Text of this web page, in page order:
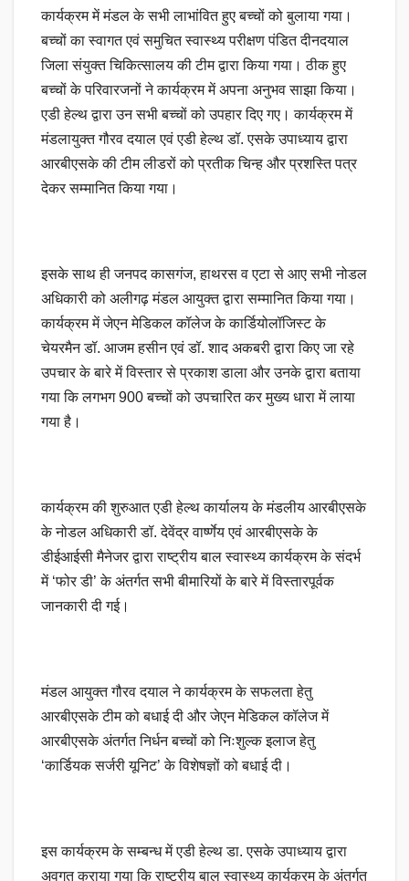
कार्यक्रम में मंडल के सभी लाभांवित हुए बच्चों को बुलाया गया।
बच्चों का स्वागत एवं समुचित स्वास्थ्य परीक्षण पंडित दीनदयाल
जिला संयुक्त चिकित्सालय की टीम द्वारा किया गया। ठीक हुए
बच्चों के परिवारजनों ने कार्यक्रम में अपना अनुभव साझा किया।
एडी हेल्थ द्वारा उन सभी बच्चों को उपहार दिए गए। कार्यक्रम में
मंडलायुक्त गौरव दयाल एवं एडी हेल्थ डॉ. एसके उपाध्याय द्वारा
आरबीएसके की टीम लीडरों को प्रतीक चिन्ह और प्रशस्ति पत्र
देकर सम्मानित किया गया।
इसके साथ ही जनपद कासगंज, हाथरस व एटा से आए सभी नोडल
अधिकारी को अलीगढ़ मंडल आयुक्त द्वारा सम्मानित किया गया।
कार्यक्रम में जेएन मेडिकल कॉलेज के कार्डियोलॉजिस्ट के
चेयरमैन डॉ. आजम हसीन एवं डॉ. शाद अकबरी द्वारा किए जा रहे
उपचार के बारे में विस्तार से प्रकाश डाला और उनके द्वारा बताया
गया कि लगभग 900 बच्चों को उपचारित कर मुख्य धारा में लाया
गया है।
कार्यक्रम की शुरुआत एडी हेल्थ कार्यालय के मंडलीय आरबीएसके
के नोडल अधिकारी डॉ. देवेंद्र वार्ष्णेय एवं आरबीएसके के
डीईआईसी मैनेजर द्वारा राष्ट्रीय बाल स्वास्थ्य कार्यक्रम के संदर्भ
में ‘फोर डी’ के अंतर्गत सभी बीमारियों के बारे में विस्तारपूर्वक
जानकारी दी गई।
मंडल आयुक्त गौरव दयाल ने कार्यक्रम के सफलता हेतु
आरबीएसके टीम को बधाई दी और जेएन मेडिकल कॉलेज में
आरबीएसके अंतर्गत निर्धन बच्चों को निःशुल्क इलाज हेतु
‘कार्डियक सर्जरी यूनिट’ के विशेषज्ञों को बधाई दी।
इस कार्यक्रम के सम्बन्ध में एडी हेल्थ डा. एसके उपाध्याय द्वारा
अवगत कराया गया कि राष्ट्रीय बाल स्वास्थ्य कार्यक्रम के अंतर्गत